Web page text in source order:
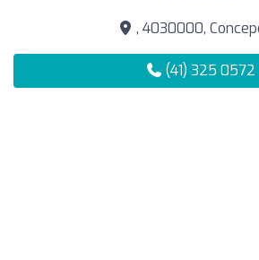
, 4030000,
(41) 325 0572